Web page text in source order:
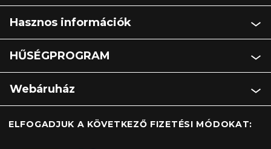
Hasznos információk
HŰSÉGPROGRAM
Webáruház
ELFOGADJUK A KÖVETKEZŐ FIZETÉSI MÓDOKAT: